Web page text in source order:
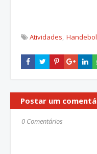
Atividades Handebol
Postar um
0 Comentários